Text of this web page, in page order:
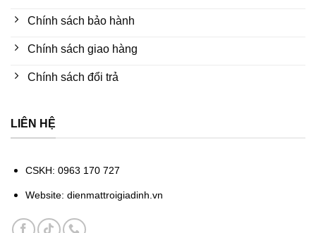
Chính sách bảo hành
Chính sách giao hàng
Chính sách đổi trả
LIÊN HỆ
CSKH: 0963 170 727
Website: dienmattroigiadinh.vn